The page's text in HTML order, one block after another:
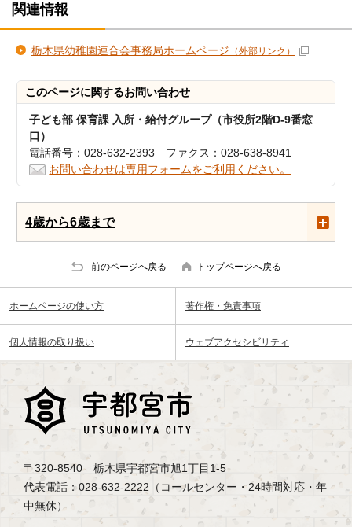
関連情報
栃木県幼稚園連合会事務局ホームページ （外部リンク）
このページに関するお問い合わせ
子ども部 保育課 入所・給付グループ（市役所2階D-9番窓
口）
電話番号：028-632-2393 ファクス：028-638-8941
お問い合わせは専用フォームをご利用ください。
4歳から6歳まで
前のページへ戻る トップページへ戻る
ホームページの使い方 著作権・免責事項
個人情報の取り扱い ウェブアクセシビリティ
〒320-8540 栃木県宇都宮市旭1丁目1-5
代表電話：028-632-2222（コールセンター・24時間対応・年
中無休）